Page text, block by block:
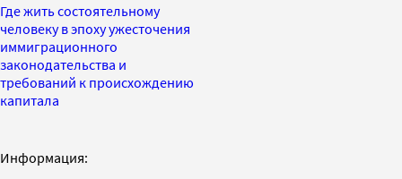
Где жить состоятельному
человеку в эпоху ужесточения
иммиграционного
законодательства и
требований к происхождению
капитала
Информация: